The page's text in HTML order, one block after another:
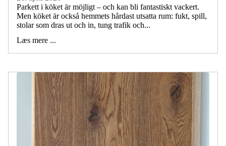
Parkett i köket är möjligt – och kan bli fantastiskt vackert.
Men köket är också hemmets hårdast utsatta rum: fukt, spill,
stolar som dras ut och in, tung trafik och...
Læs mere ...